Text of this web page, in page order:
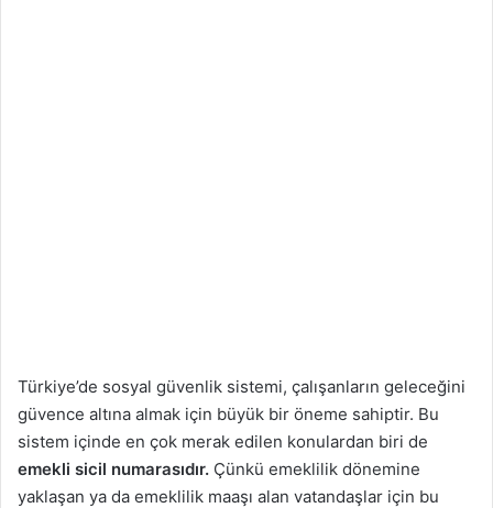
Türkiye’de sosyal güvenlik sistemi, çalışanların geleceğini
güvence altına almak için büyük bir öneme sahiptir. Bu
sistem içinde en çok merak edilen konulardan biri de
emekli sicil numarasıdır. Çünkü emeklilik dönemine
yaklaşan ya da emeklilik maaşı alan vatandaşlar için bu